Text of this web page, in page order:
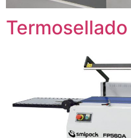
Termosellado